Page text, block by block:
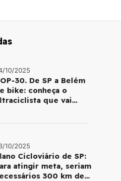
10/2025
30. De SP a Belém
bike: conheça o
que vai
10/2025
Cicloviário de SP:
atingir meta, seriam
300 km de